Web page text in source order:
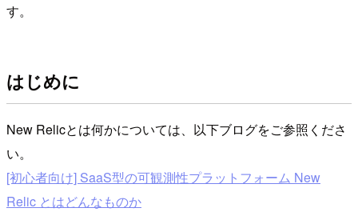
す。
はじめに
New Relicとは何かについては、以下ブログをご参照くださ
い。
[初心者向け] SaaS型の可観測性プラットフォーム New
Relic とはどんなものか